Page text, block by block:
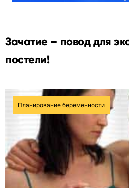
Зачатие – повод для
постели!
Планирование беременности